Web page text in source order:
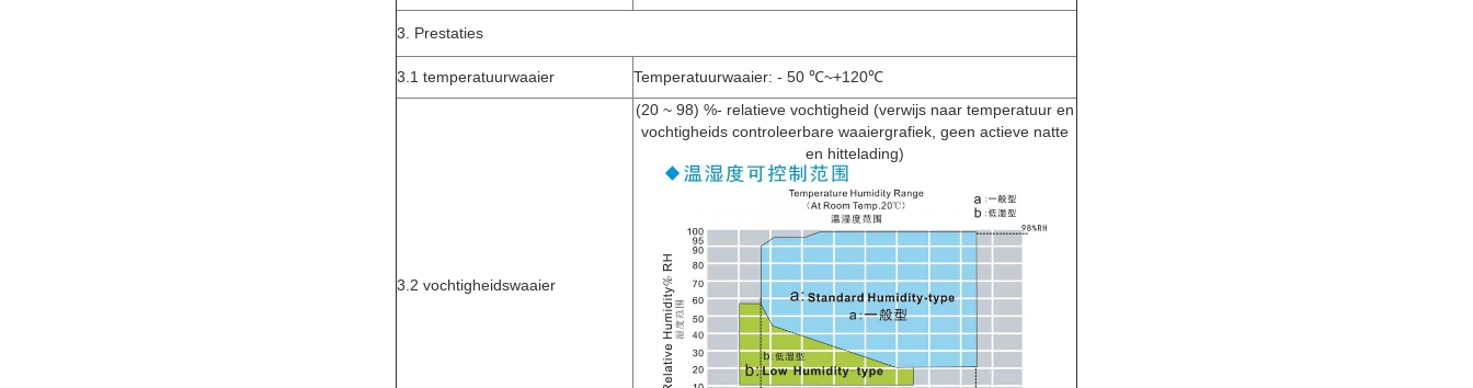
3. Prestaties
3.1 temperatuurwaaier Temperatuurwaaier: - 50 ℃~+120℃
3.2 vochtigheidswaaier
(20 ~ 98) %- relatieve vochtigheid (verwijs naar temperatuur en
vochtigheids controleerbare waaiergrafiek, geen actieve natte
en hittelading)